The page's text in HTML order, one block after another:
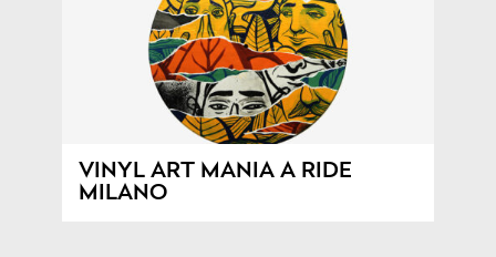
VINYL ART MANIA A RIDE
MILANO